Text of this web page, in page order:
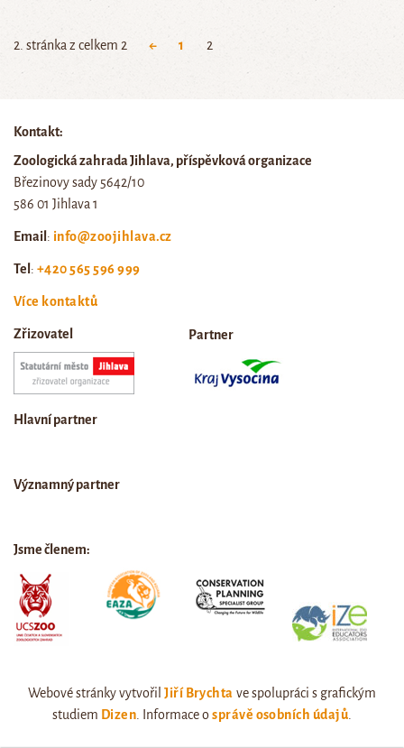
2. stránka z celkem 2 ← 1 2
Kontakt:
Zoologická zahrada Jihlava, příspěvková organizace
Březinovy sady 5642/10
586 01 Jihlava 1
Email : info@zoojihlava.cz
Tel : +420 565 596 999
Více kontaktů
Zřizovatel Partner
Hlavní partner
Významný partner
Jsme členem:
Webové stránky vytvořilJiří Brychta ve spolupráci s grafickým
studiem Dizen . Informace osprávě osobních údajů